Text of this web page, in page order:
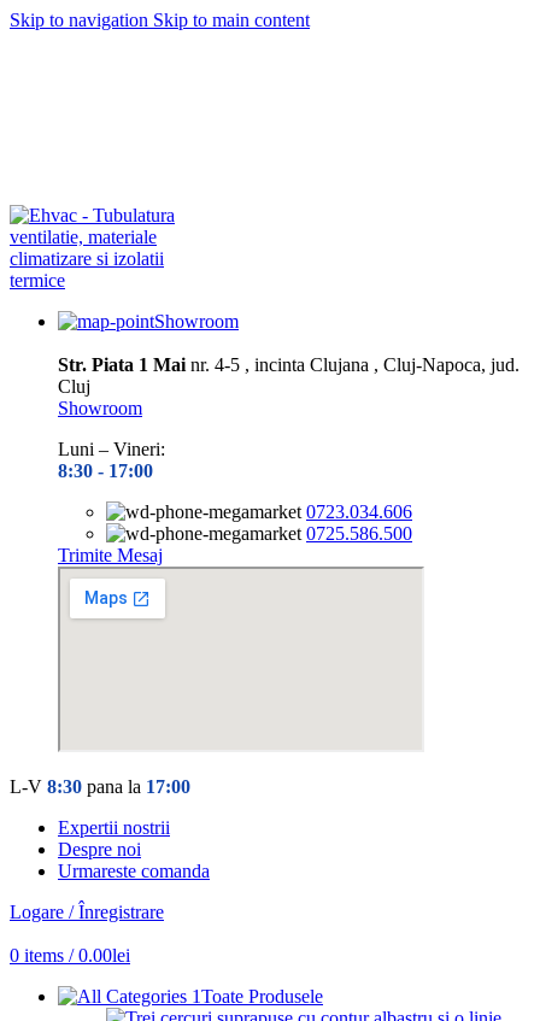
Skip to navigation Skip to main content
Showroom
Str. Piata 1 Mai nr. 4-5 , incinta Clujana , Cluj-Napoca, jud.
Cluj
Showroom
Luni – Vineri:
8:30 - 17:00
0723.034.606
0725.586.500
Trimite Mesaj
L-V 8:30 pana la 17:00
Expertii nostrii
Despre noi
Urmareste comanda
Logare / Înregistrare
0 items / 0.00lei
Toate Produsele